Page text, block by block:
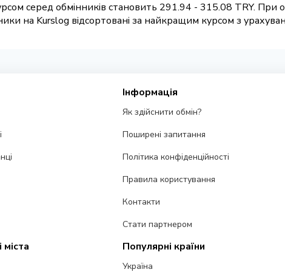
серед обмінників становить 291.94 - 315.08 TRY. При
на Kurslog відсортовані за найкращим курсом з
Інформація
Як здійснити обмін?
Поширені запитання
Політика конфіденційності
Правила користування
Контакти
Стати партнером
Популярні країни
Україна